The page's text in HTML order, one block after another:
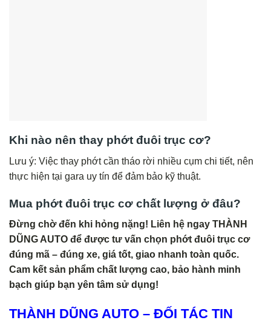
Khi nào nên thay phớt đuôi trục cơ?
Lưu ý: Việc thay phớt cần tháo rời nhiều cụm chi tiết, nên
thực hiện tại gara uy tín để đảm bảo kỹ thuật.
Mua phớt đuôi trục cơ chất lượng ở đâu?
Đừng chờ đến khi hỏng nặng! Liên hệ ngay THÀNH
DŨNG AUTO để được tư vấn chọn phớt đuôi trục cơ
đúng mã – đúng xe, giá tốt, giao nhanh toàn quốc.
Cam kết sản phẩm chất lượng cao, bảo hành minh
bạch giúp bạn yên tâm sử dụng!
THÀNH DŨNG AUTO – ĐỐI TÁC TIN